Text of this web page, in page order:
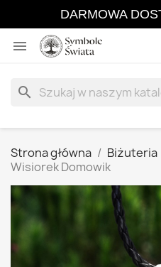
DARMOWA

search
Strona główna Biżuteria
Wisiorek Domowik